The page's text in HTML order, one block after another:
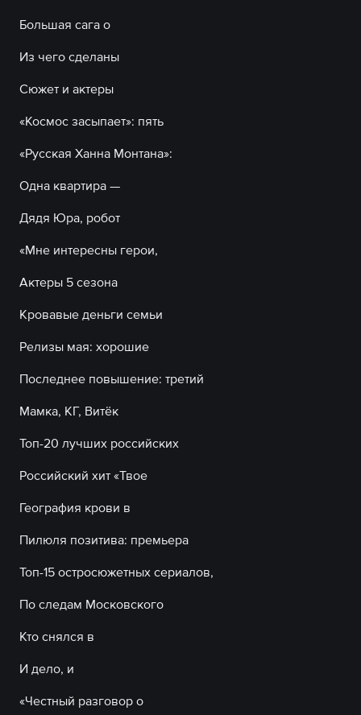
Большая сага о
Из чего сделаны
Сюжет и актеры
«Космос засыпает»: пять
«Русская Ханна Монтана»:
Одна квартира —
Дядя Юра, робот
«Мне интересны герои,
Актеры 5 сезона
Кровавые деньги семьи
Релизы мая: хорошие
Последнее повышение: третий
Мамка, КГ, Витёк
Топ-20 лучших российских
Российский хит «Твое
География крови в
Пилюля позитива: премьера
Топ-15 остросюжетных сериалов,
По следам Московского
Кто снялся в
И дело, и
«Честный разговор о